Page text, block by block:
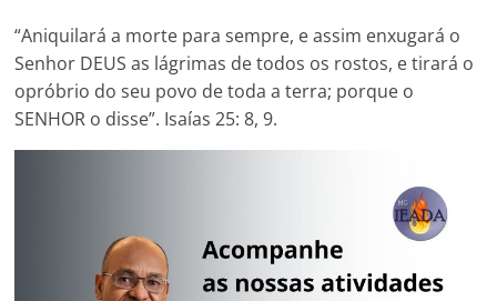
“Aniquilará a morte para sempre, e assim enxugará o
Senhor DEUS as lágrimas de todos os rostos, e tirará o
opróbrio do seu povo de toda a terra; porque o
SENHOR o disse”. Isaías 25: 8, 9.